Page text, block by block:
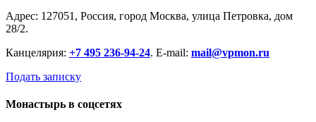
Адрес: 127051, Россия, город Москва, улица Петровка, дом
28/2.
Канцелярия: +7 495 236-94-24. E-mail: mail@vpmon.ru
Подать записку
Монастырь в соцсетях